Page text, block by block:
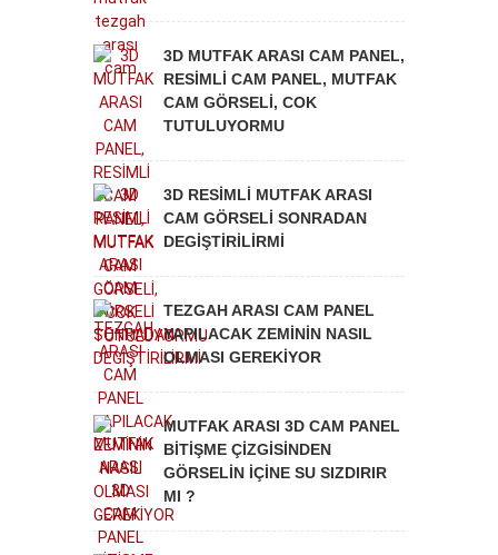
3D MUTFAK ARASI CAM PANEL,
RESİMLİ CAM PANEL, MUTFAK
CAM GÖRSELİ, COK
TUTULUYORMU
3D RESİMLİ MUTFAK ARASI
CAM GÖRSELİ SONRADAN
DEGİŞTİRİLİRMİ
TEZGAH ARASI CAM PANEL
YAPILACAK ZEMİNİN NASIL
OLMASI GEREKİYOR
MUTFAK ARASI 3D CAM PANEL
BİTİŞME ÇİZGİSİNDEN
GÖRSELİN İÇİNE SU SIZDIRIR
MI ?